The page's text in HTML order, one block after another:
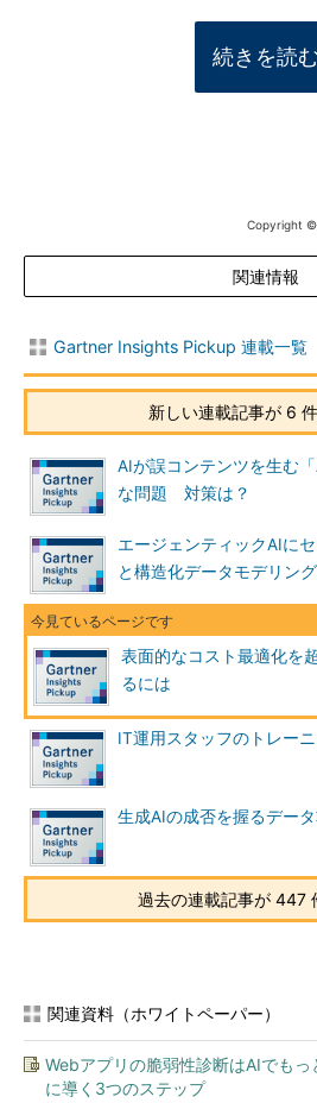
続きを読む
Copyright ©
関連情報
Gartner Insights Pickup 連載一覧
新しい連載記事が 6
AIが誤コンテンツを生む
な問題 対策は？
エージェンティックAIに
と構造化データモデリン
表面的なコスト最適化を
るには
IT運用スタッフのトレー
生成AIの成否を握るデー
過去の連載記事が 447
関連資料（ホワイトペーパー）
Webアプリの脆弱性診断はAIでも
に導く3つのステップ